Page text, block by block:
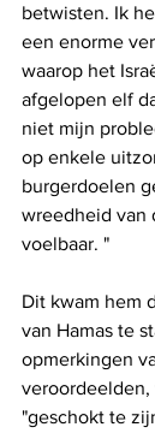
betwisten. Ik
een enorme
waarop het
afgelopen elf
niet mijn
op enkele
burgerdoelen
wreedheid van
voelbaar. "
Dit kwam hem
van Hamas te
opmerkingen
"geschokt te